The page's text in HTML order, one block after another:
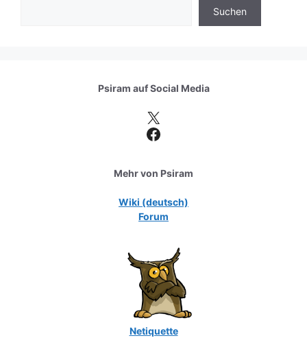
Suchen
Psiram aufSocial Media
X
Facebook
Mehr von Psiram
Wiki (deutsch)
Forum
Netiquette